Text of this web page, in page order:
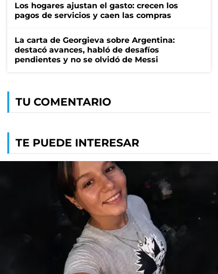
Los hogares ajustan el gasto: crecen los
pagos de servicios y caen las compras
La carta de Georgieva sobre Argentina:
destacó avances, habló de desafíos
pendientes y no se olvidó de Messi
TU COMENTARIO
TE PUEDE INTERESAR